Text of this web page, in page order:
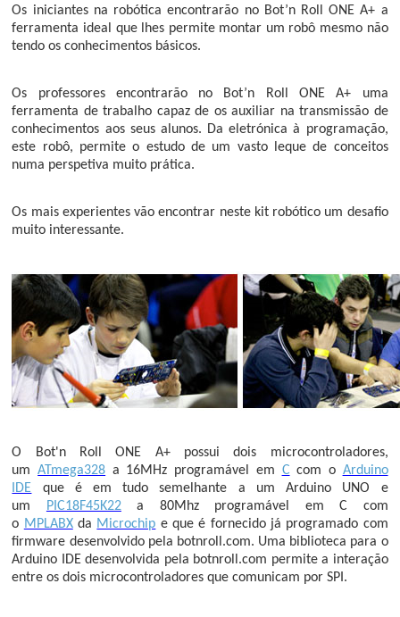
Os iniciantesna robótica encontrarão no Bot’n Roll ONE A+ a
ferramenta ideal que lhes permite montar um robô mesmo não
tendo os conhecimentos básicos.
Os professoresencontrarão no Bot’n Roll ONE A+ uma
ferramenta de trabalho capaz de os auxiliar na transmissão de
conhecimentos aos seus alunos. Da eletrónica à programação,
este robô, permite o estudo de um vasto leque de conceitos
numa perspetiva muito prática.
Os mais experientesvão encontrar neste kit robótico um desafio
muito interessante.
O Bot'n Roll ONE A+possui dois microcontroladores,
umATmega328 a 16MHz programável em C com o Arduino
IDE que é em tudo semelhante a um Arduino UNO e
um
PIC18F45K22a 80Mhz programável em C com
o MPLABXda Microchip e que é fornecido já programado com
firmware desenvolvido pela botnroll.com. Uma biblioteca para o
Arduino IDE desenvolvida pela botnroll.com permite a interação
entre os dois microcontroladores que comunicam por SPI.